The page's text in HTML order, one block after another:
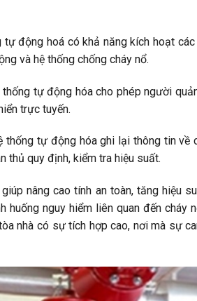
động hoá có khả năng kích hoạt
và hệ thống chống cháy nổ.
thống tự động hóa cho phép người
trực tuyến.
thống tự động hóa ghi lại thông tin về
thủ quy định, kiểm tra hiệu suất.
nâng cao tính an toàn, tăng hiệu
huống nguy hiểm liên quan đến cháy
nhà có sự tích hợp cao, nơi mà sự